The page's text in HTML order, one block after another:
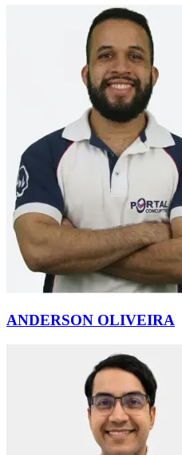
ANDERSON OLIVEIRA